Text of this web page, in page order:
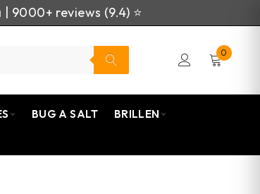
reviews (9.4) ⭐
0
BUG A SALT
BRILLEN